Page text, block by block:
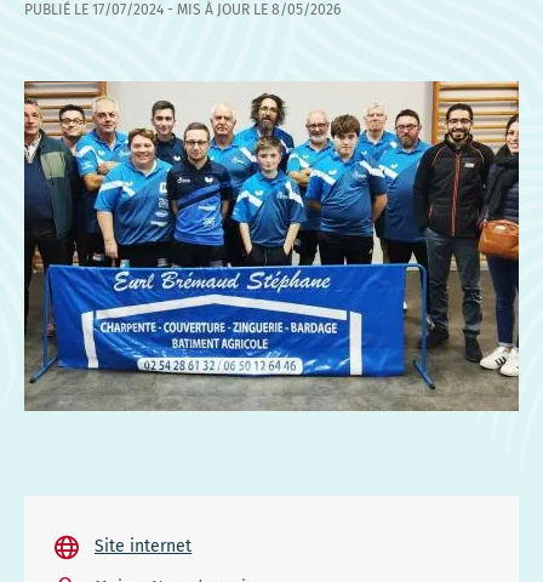
PUBLIÉ LE 17/07/2024 - MIS À JOUR LE 8/05/2026
Site internet